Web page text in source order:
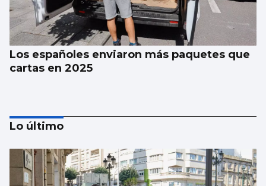
Los españoles enviaron más paquetes que
cartas en 2025
Lo último